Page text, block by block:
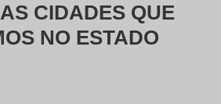
CIDADES QUE
NO ESTADO